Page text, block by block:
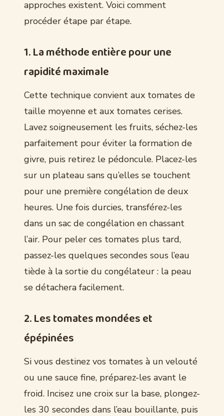
approches existent. Voici comment
procéder étape par étape.
1. La méthode entière pour une
rapidité maximale
Cette technique convient aux tomates de
taille moyenne et aux tomates cerises.
Lavez soigneusement les fruits, séchez-les
parfaitement pour éviter la formation de
givre, puis retirez le pédoncule. Placez-les
sur un plateau sans qu’elles se touchent
pour une première congélation de deux
heures. Une fois durcies, transférez-les
dans un sac de congélation en chassant
l’air. Pour peler ces tomates plus tard,
passez-les quelques secondes sous l’eau
tiède à la sortie du congélateur : la peau
se détachera facilement.
2. Les tomates mondées et
épépinées
Si vous destinez vos tomates à un velouté
ou une sauce fine, préparez-les avant le
froid. Incisez une croix sur la base, plongez-
les 30 secondes dans l’eau bouillante, puis